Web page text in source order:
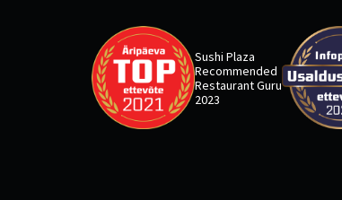
Sushi Plaza
Recommended
Restaurant Guru
2023